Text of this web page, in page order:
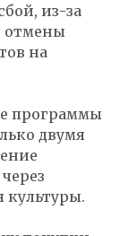
из-за
отмены
на
программы
двумя